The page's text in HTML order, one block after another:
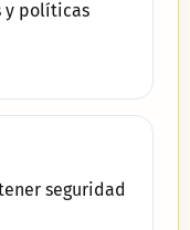
y políticas
seguridad